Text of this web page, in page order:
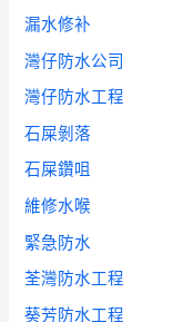
漏水修补
灣仔防水公司
灣仔防水工程
石屎剝落
石屎鑽咀
維修水喉
緊急防水
荃灣防水工程
葵芳防水工程